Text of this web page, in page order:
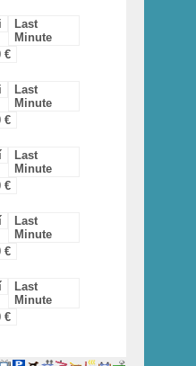
Last
Minute
€
Last
Minute
€
Last
Minute
€
Last
Minute
€
Last
Minute
€